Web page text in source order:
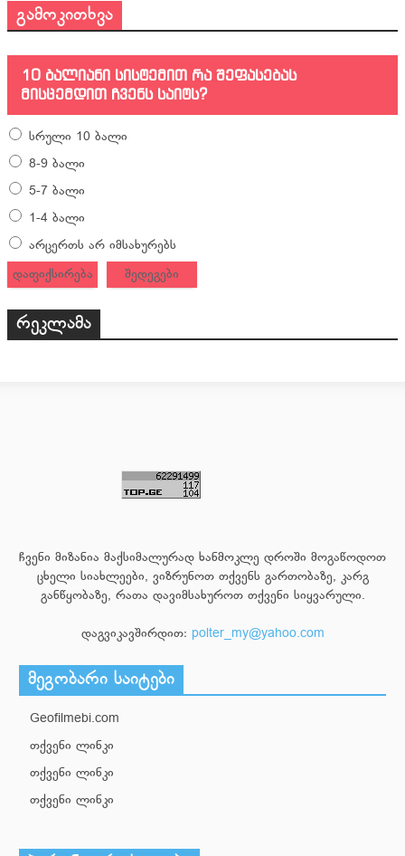
გამოკითხვა
10 ბალიანი სისტემით რა შეფასებას
მისცემდით ჩვენს საიტს?
სრული 10 ბალი
8-9 ბალი
5-7 ბალი
1-4 ბალი
არცერთს არ იმსახურებს
დაფიქსირება
შედეგები
რეკლამა
ჩვენი მიზანია მაქსიმალურად ხანმოკლე დროში მოგაწოდოთ
ცხელი სიახლეები, ვიზრუნოთ თქვენს გართობაზე, კარგ
განწყობაზე, რათა დავიმსახუროთ თქვენი სიყვარული.
დაგვიკავშირდით: polter_my@yahoo.com
მეგობარი საიტები
Geofilmebi.com
თქვენი ლინკი
თქვენი ლინკი
თქვენი ლინკი